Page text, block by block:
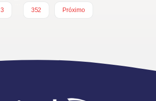
3
352
Próximo